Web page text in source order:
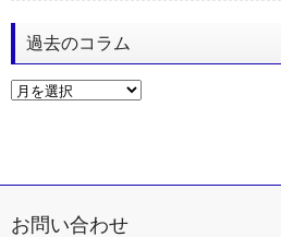
過去のコラム
お問い合わせ